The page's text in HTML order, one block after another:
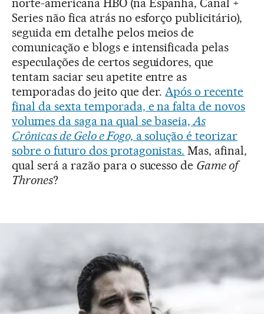
norte-americana HBO (na Espanha, Canal +
Series não fica atrás no esforço publicitário),
seguida em detalhe pelos meios de
comunicação e blogs e intensificada pelas
especulações de certos seguidores, que
tentam saciar seu apetite entre as
temporadas do jeito que der.Após o recente
final da sexta temporada, e na falta de novos
volumes da saga na qual se baseia,As
Crônicas de Gelo e Fogo, a solução é teorizar
sobre o futuro dos protagonistas. Mas, afinal,
qual será a razão para o sucesso de Game of
Thrones?